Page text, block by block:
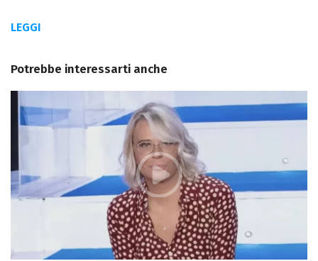
LEGGI
Potrebbe interessarti anche